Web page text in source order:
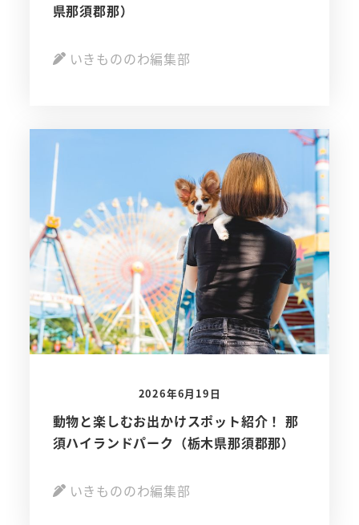
県那須郡那）
いきもののわ編集部
2026年6月19日
動物と楽しむお出かけスポット紹介！ 那
須ハイランドパーク（栃木県那須郡那）
いきもののわ編集部